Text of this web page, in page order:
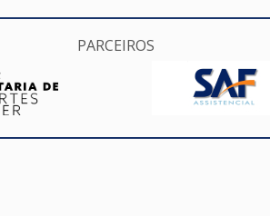
PARCEIROS